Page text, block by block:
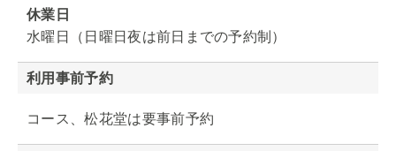
休業日
水曜日（日曜日夜は前日までの予約制）
利用事前予約
コース、松花堂は要事前予約